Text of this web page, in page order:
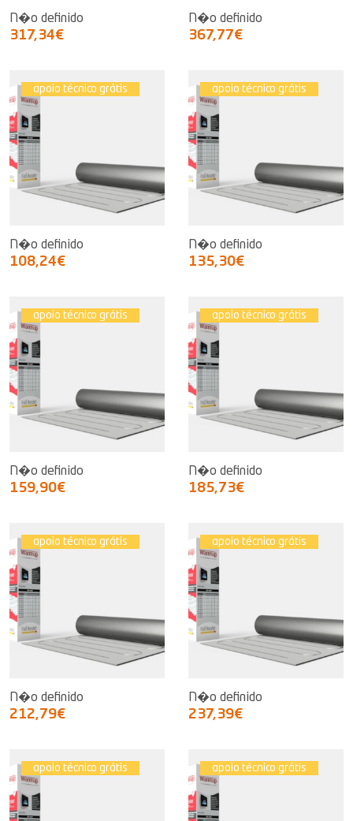
N�o definido
317,34€
N�o definido
367,77€
apoio técnico grátis
N�o definido
108,24€
apoio técnico grátis
N�o definido
135,30€
apoio técnico grátis
N�o definido
159,90€
apoio técnico grátis
N�o definido
185,73€
apoio técnico grátis
N�o definido
212,79€
apoio técnico grátis
N�o definido
237,39€
apoio técnico grátis apoio técnico grátis